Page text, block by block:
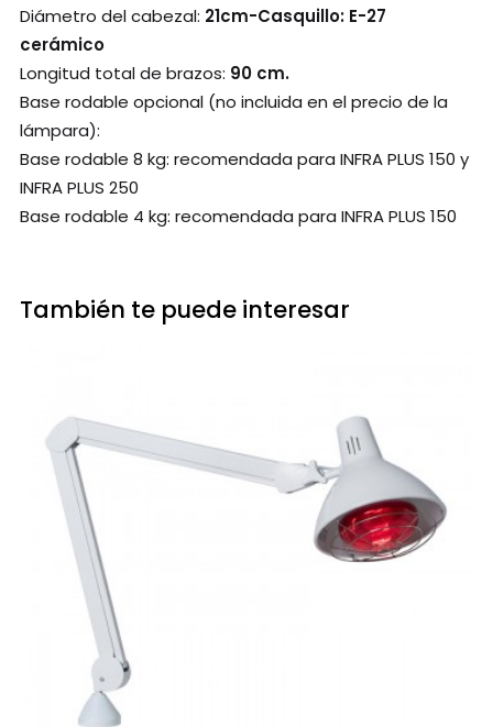
Diámetro del cabezal: 21cm-Casquillo: E-27
cerámico
Longitud total de brazos: 90 cm.
Base rodable opcional (no incluida en el precio de la
lámpara):
Base rodable 8 kg: recomendada para INFRA PLUS 150 y
INFRA PLUS 250
Base rodable 4 kg: recomendada para INFRA PLUS 150
También te puede interesar